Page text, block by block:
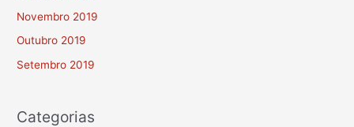
Novembro 2019
Outubro 2019
Setembro 2019
Categorias